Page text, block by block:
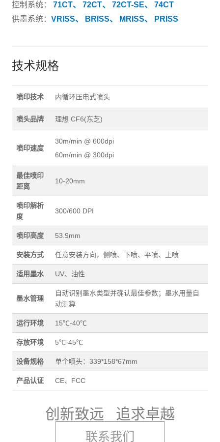
控制系统：71CT、 72CT、 72CT-SE、
74CT
供墨系统：VRISS、 BRISS、 MRISS、 PRISS
技术规格
喷印技术 内循环压电式喷头
喷头品牌 理想 CF6(东芝)
喷印速度
30m/min @ 600dpi
60m/min @ 300dpi
最佳喷印
距离
10-20mm
喷印解析
度
300/600 DPI
喷印高度 53.9mm
安装方式 任意安装方向，侧喷、下喷、平喷、上喷
适用墨水 UV、油性
墨水管理
自动识别墨水类型并确认最佳参数；墨水用量自
动测算
运行环境 15℃-40℃
存放环境 5℃-45℃
设备规格 单个喷头：339*158*67mm
产品认证 CE、FCC
创新致远 追求卓越
联系我们